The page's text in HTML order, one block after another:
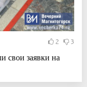
2 3
свои заявки на